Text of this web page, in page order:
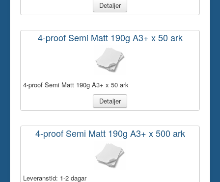
Detaljer
4-proof Semi Matt 190g A3+ x 50 ark
4-proof Semi Matt 190g A3+ x 50 ark
Detaljer
4-proof Semi Matt 190g A3+ x 500 ark
Leveranstid: 1-2 dagar